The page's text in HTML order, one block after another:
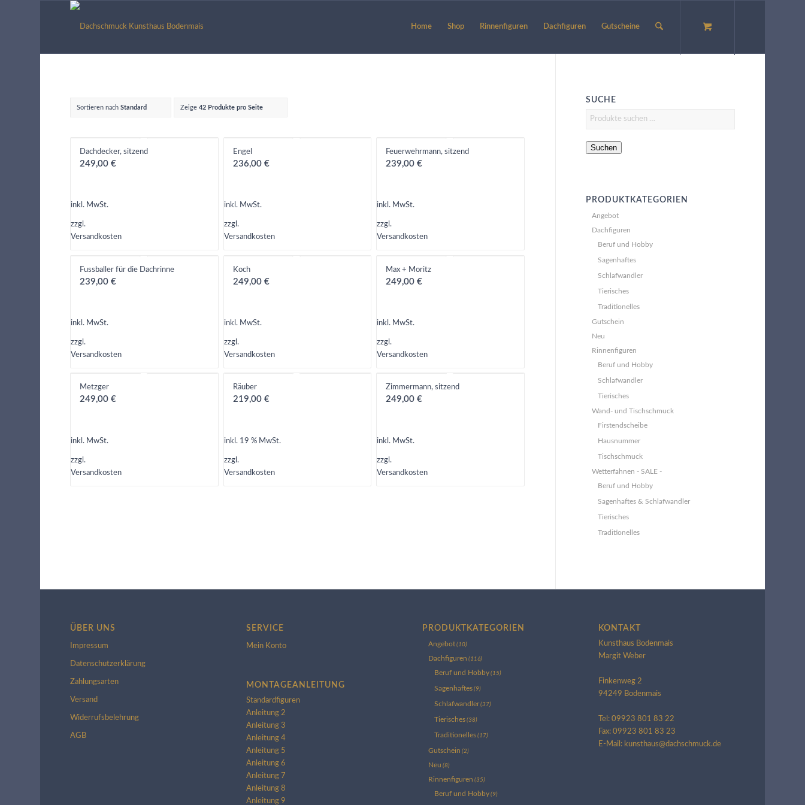
Home Shop Rinnenfiguren Dachfiguren Gutscheine
Sortieren nachStandard Zeige42 Produkte pro Seite
Dachdecker, sitzend
249,00€
inkl. MwSt.
zzgl.
Versandkosten
Engel
236,00 €
inkl. MwSt.
zzgl.
Versandkosten
Feuerwehrmann, sitzend
239,00 €
inkl. MwSt.
zzgl.
Versandkosten
Fussballer für die Dachrinne
239,00€
inkl. MwSt.
zzgl.
Versandkosten
Koch
249,00 €
inkl. MwSt.
zzgl.
Versandkosten
Max + Moritz
249,00 €
inkl. MwSt.
zzgl.
Versandkosten
Metzger
249,00€
inkl. MwSt.
zzgl.
Versandkosten
Räuber
219,00 €
inkl. 19 % MwSt.
zzgl.
Versandkosten
Zimmermann, sitzend
249,00 €
inkl. MwSt.
zzgl.
Versandkosten
SUCHE
Suchen
PRODUKTKATEGORIEN
Angebot
Dachfiguren
Beruf und Hobby
Sagenhaftes
Schlafwandler
Tierisches
Traditionelles
Gutschein
Neu
Rinnenfiguren
Beruf und Hobby
Schlafwandler
Tierisches
Wand- und Tischschmuck
Firstendscheibe
Hausnummer
Tischschmuck
Wetterfahnen - SALE -
Beruf und Hobby
Sagenhaftes & Schlafwandler
Tierisches
Traditionelles
ÜBER UNS
Impressum
Datenschutzerklärung
Zahlungsarten
Versand
Widerrufsbelehrung
AGB
SERVICE
Mein Konto
MONTAGEANLEITUNG
Standardfiguren
Anleitung 2
Anleitung 3
Anleitung 4
Anleitung 5
Anleitung 6
Anleitung 7
Anleitung 8
Anleitung 9
PRODUKTKATEGORIEN
Angebot (10)
Dachfiguren (116)
Beruf und Hobby (15)
Sagenhaftes (9)
Schlafwandler (37)
Tierisches (38)
Traditionelles (17)
Gutschein (2)
Neu (8)
Rinnenfiguren (35)
Beruf und Hobby (9)
KONTAKT
Kunsthaus Bodenmais
Margit Weber
Finkenweg 2
94249 Bodenmais
Tel: 09923 801 83 22
Fax: 09923 801 83 23
E-Mail: kunsthaus@dachschmuck.de